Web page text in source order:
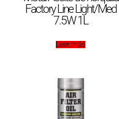
Factory Line Light/Med
7.5W 1L
Leer más